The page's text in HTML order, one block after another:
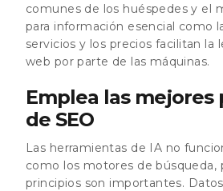
comunes de los huéspedes y el
para información esencial como
servicios y los precios facilitan la
web por parte de las máquinas.
Emplea las mejores
de SEO
Las herramientas de IA no
como los motores de búsqueda,
principios son importantes.